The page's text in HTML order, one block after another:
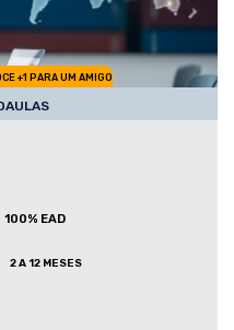
+1 PARA UM AMIGO
100% EAD
2 A 12 MESES